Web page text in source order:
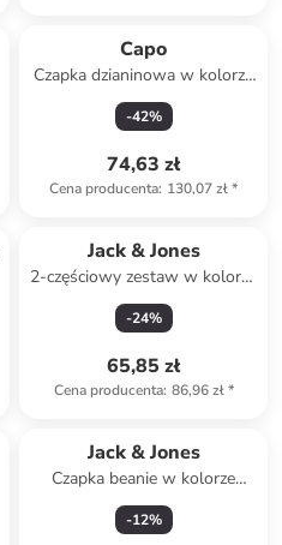
Capo
Czapka dzianinowa w kolorze
czarnym
-42%
74,63 zł
Cena producenta: 130,07 zł*
Jack & Jones
2-częściowy zestaw w kolorze
szarym
-24%
65,85 zł
Cena producenta: 86,96 zł*
Jack & Jones
Czapka beanie w kolorze
beżowym
-12%